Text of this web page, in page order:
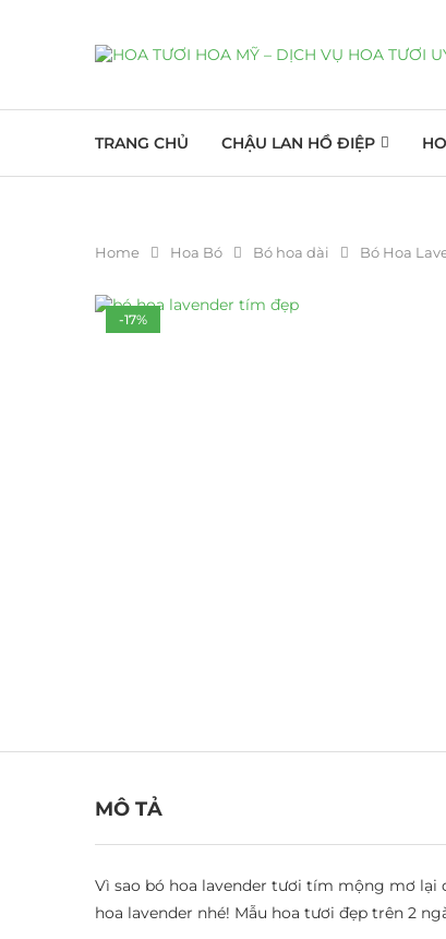
TRANG CHỦ CHẬU LAN HỒ ĐIỆP
Home Hoa Bó Bó hoa dài Bó Hoa
-17%
MÔ TẢ
Vì sao bó hoa lavender tươi tím mộng mơ lại
hoa lavender nhé! Mẫu hoa tươi đẹp trên 2